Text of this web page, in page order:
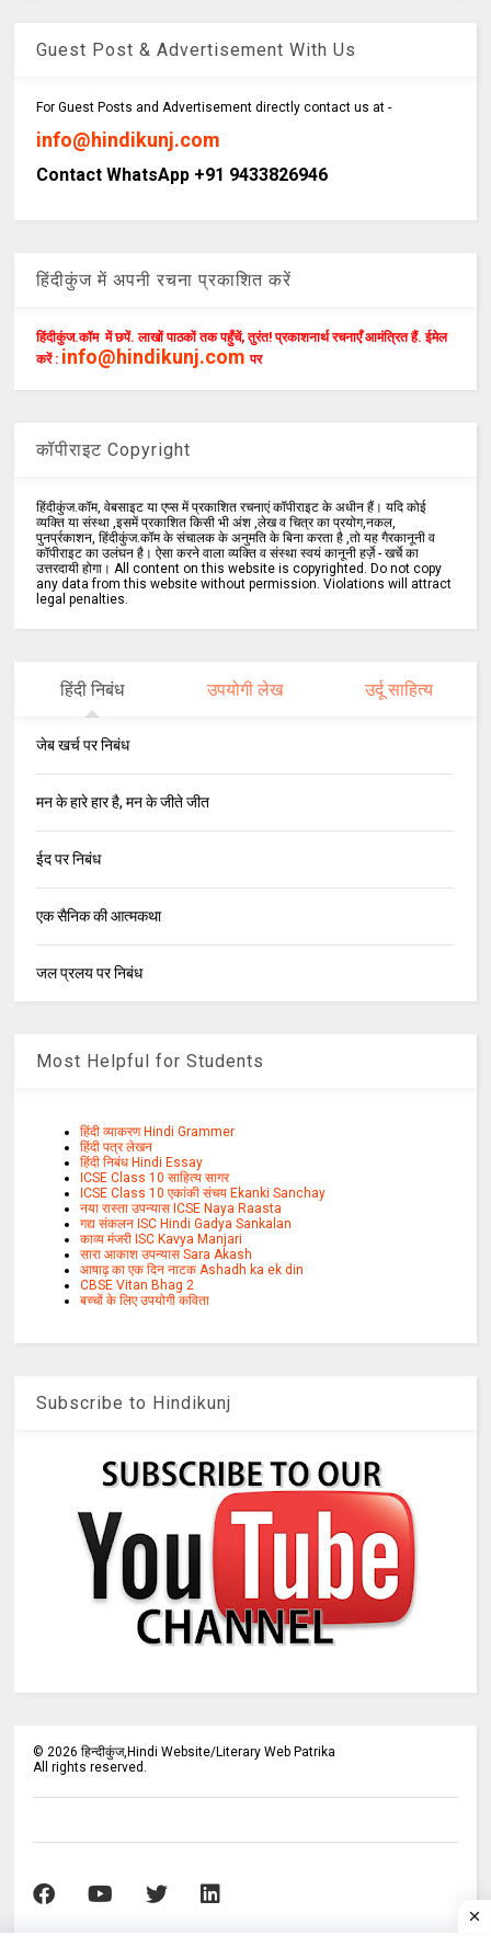
Guest Post & Advertisement With Us
For Guest Posts and Advertisement directly contact us at -
info@hindikunj.com
Contact WhatsApp +91 9433826946
हिंदीकुंज में अपनी रचना प्रकाशित करें
हिंदीकुंज.कॉम में छपें. लाखों पाठकों तक पहुँचें, तुरंत! प्रकाशनार्थ रचनाएँ आमंत्रित हैं. ईमेल
करें : info@hindikunj.com पर
कॉपीराइट Copyright
हिंदीकुंज.कॉम, वेबसाइट या एप्स में प्रकाशित रचनाएं कॉपीराइट के अधीन हैं। यदि कोई
व्यक्ति या संस्था ,इसमें प्रकाशित किसी भी अंश ,लेख व चित्र का प्रयोग,नकल,
पुनर्प्रकाशन, हिंदीकुंज.कॉम के संचालक के अनुमति के बिना करता है ,तो यह गैरकानूनी व
कॉपीराइट का उलंघन है। ऐसा करने वाला व्यक्ति व संस्था स्वयं कानूनी हर्ज़े - खर्चे का
उत्तरदायी होगा। All content on this website is copyrighted. Do not copy
any data from this website without permission. Violations will attract
legal penalties.
हिंदी निबंध उपयोगी लेख उर्दू साहित्य
जेब खर्च पर निबंध
मन के हारे हार है, मन के जीते जीत
ईद पर निबंध
एक सैनिक की आत्मकथा
जल प्रलय पर निबंध
Most Helpful for Students
हिंदी व्याकरण Hindi Grammer
हिंदी पत्र लेखन
हिंदी निबंध Hindi Essay
ICSE Class 10 साहित्य सागर
ICSE Class 10 एकांकी संचय Ekanki Sanchay
नया रास्ता उपन्यास ICSE Naya Raasta
गद्य संकलन ISC Hindi Gadya Sankalan
काव्य मंजरी ISC Kavya Manjari
सारा आकाश उपन्यास Sara Akash
आषाढ़ का एक दिन नाटक Ashadh ka ek din
CBSE Vitan Bhag 2
बच्चों के लिए उपयोगी कविता
Subscribe to Hindikunj
©2026 हिन्दीकुंज,Hindi Website/Literary Web Patrika
All rights reserved.